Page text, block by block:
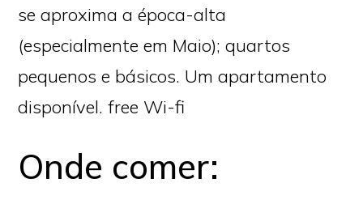
se aproxima a época-alta
(especialmente em Maio); quartos
pequenos e básicos. Um apartamento
disponível. free Wi-fi
Onde comer: